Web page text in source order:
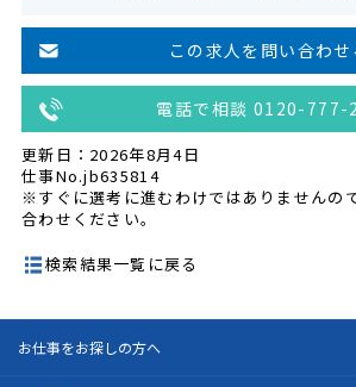
この求人を問い合わせ
電話で相談 0120-777-
更新日：2026年8月4日
仕事No.jb635814
※すぐに選考に進むわけではありませんの
合わせください。
検索結果一覧に戻る
お仕事をお探しの方へ